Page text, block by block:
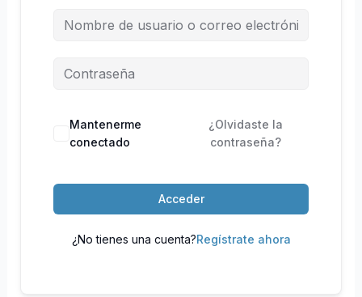
Mantenerme
conectado
¿Olvidaste la
contraseña?
Acceder
¿No tienes una cuenta?Regístrate ahora